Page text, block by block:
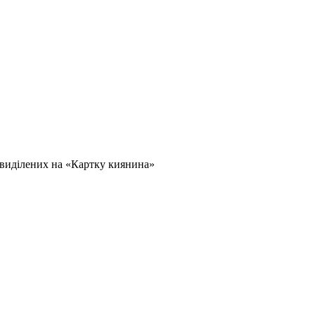
на «Картку киянина»